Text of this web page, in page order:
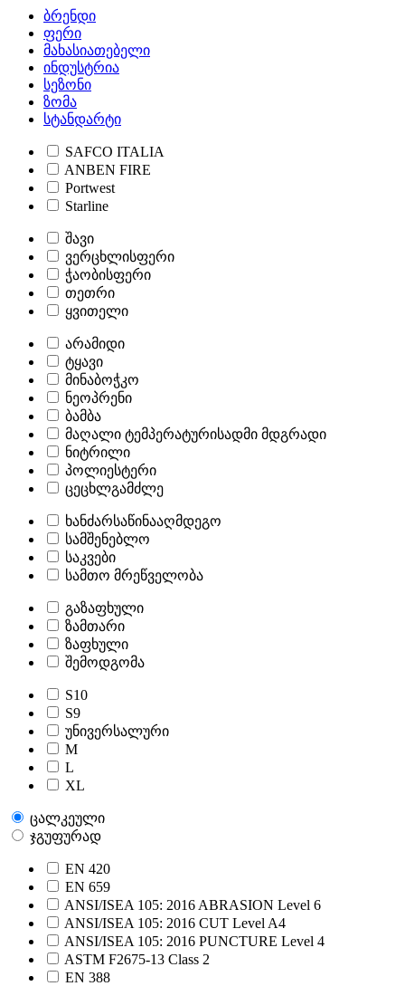
ბრენდი
ფერი
მახასიათებელი
ინდუსტრია
სეზონი
ზომა
სტანდარტი
SAFCO ITALIA
ANBEN FIRE
Portwest
Starline
შავი
ვერცხლისფერი
ჭაობისფერი
თეთრი
ყვითელი
არამიდი
ტყავი
მინაბოჭკო
ნეოპრენი
ბამბა
მაღალი ტემპერატურისადმი მდგრადი
ნიტრილი
პოლიესტერი
ცეცხლგამძლე
ხანძარსაწინააღმდეგო
სამშენებლო
საკვები
სამთო მრეწველობა
გაზაფხული
ზამთარი
ზაფხული
შემოდგომა
S10
S9
უნივერსალური
M
L
XL
ცალკეული
ჯგუფურად
EN 420
EN 659
ANSI/ISEA 105: 2016 ABRASION Level 6
ANSI/ISEA 105: 2016 CUT Level A4
ANSI/ISEA 105: 2016 PUNCTURE Level 4
ASTM F2675-13 Class 2
EN 388